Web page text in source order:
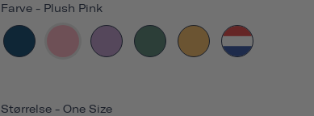
Farve - Plush Pink
Størrelse - One Size